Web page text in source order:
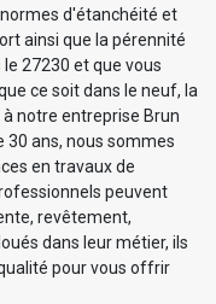
d'étanchéité et
ainsi que la pérennité
27230 et que vous
ce soit dans le neuf, la
notre entreprise Brun
30 ans, nous sommes
en travaux de
peuvent
revêtement,
dans leur métier, ils
pour vous offrir